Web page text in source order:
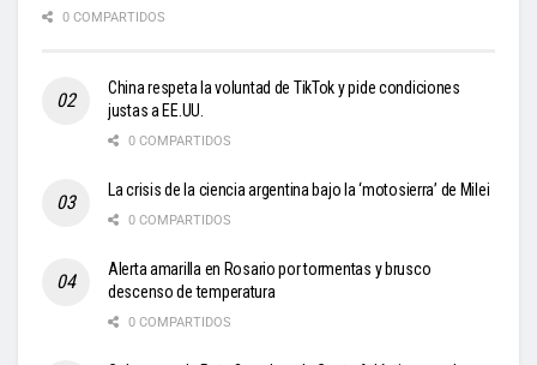
0 COMPARTIDOS
China respeta la voluntad de TikTok y pide condiciones
justas a EE.UU.
0 COMPARTIDOS
La crisis de la ciencia argentina bajo la ‘motosierra’ de Milei
0 COMPARTIDOS
Alerta amarilla en Rosario por tormentas y brusco
descenso de temperatura
0 COMPARTIDOS